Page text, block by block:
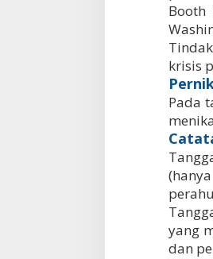
krisis
Pada
yang
dan